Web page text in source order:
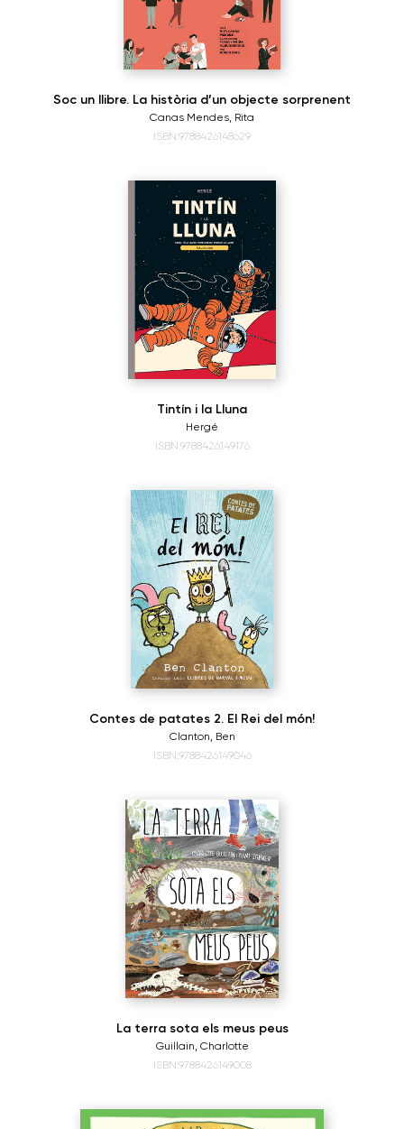
Soc un llibre. La història d’un objecte sorprenent
Canas Mendes, Rita
ISBN:9788426148629
Tintín i la Lluna
Hergé
ISBN:9788426149176
Contes de patates 2. El Rei del món!
Clanton, Ben
ISBN:9788426149046
La terra sota els meus peus
Guillain, Charlotte
ISBN:9788426149008